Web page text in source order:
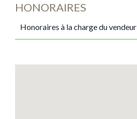
HONORAIRES
Honoraires à la charge du vendeur